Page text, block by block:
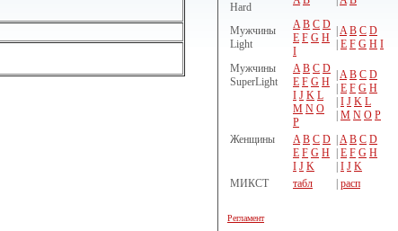
Hard
Мужчины
Light
A B C D
E F G H
I
|A B C D
| E F G H I
Мужчины
SuperLight
A B C D
E F G H
I J K L
M N O
P
|A B C D
| E F G H
| I J K L
| M N O P
Женщины
A B C D
E F G H
I J K
|A B C D
| E F G H
| I J K
МИКСТ
табл | расп
Регламент